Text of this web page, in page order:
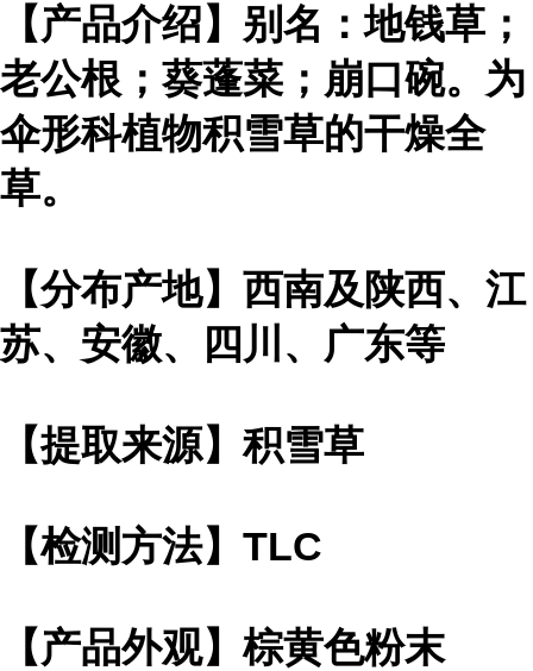
【产品介绍】别名：地钱草；
老公根；葵蓬菜；崩口碗。为
伞形科植物积雪草的干燥全
草。
【分布产地】西南及陕西、江
苏、安徽、四川、广东等
【提取来源】积雪草
【检测方法】TLC
【产品外观】棕黄色粉末